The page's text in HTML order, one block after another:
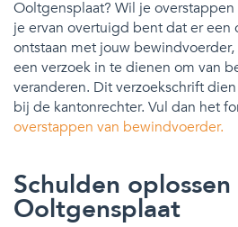
Ooltgensplaat? Wil je
je ervan overtuigd bent dat er een
ontstaan met jouw
een verzoek in te dienen om van
veranderen. Dit verzoekschrift
bij de kantonrechter. Vul dan het
overstappen van bewindvoerder.
Schulden oplossen
Ooltgensplaat